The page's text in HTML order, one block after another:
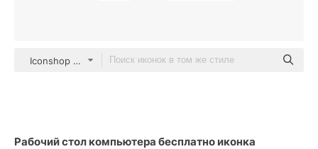
Iconshop Detailed Outline
Рабочий стол компьютера бесплатно иконка